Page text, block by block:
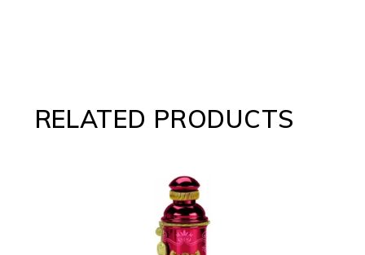
RELATED PRODUCTS
ADD TO CART